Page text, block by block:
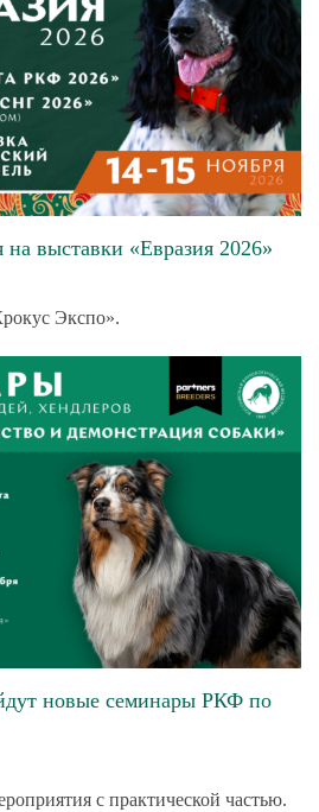
на выставки «Евразия 2026»
Экспо».
новые семинары РКФ по
с практической частью.